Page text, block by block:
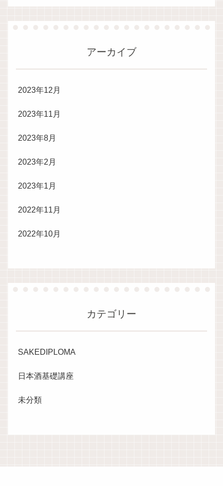
アーカイブ
2023年12月
2023年11月
2023年8月
2023年2月
2023年1月
2022年11月
2022年10月
カテゴリー
SAKEDIPLOMA
日本酒基礎講座
未分類